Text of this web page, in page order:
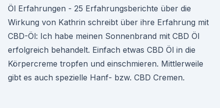
Öl Erfahrungen - 25 Erfahrungsberichte über die
Wirkung von Kathrin schreibt über ihre Erfahrung mit
CBD-Öl: Ich habe meinen Sonnenbrand mit CBD Öl
erfolgreich behandelt. Einfach etwas CBD Öl in die
Körpercreme tropfen und einschmieren. Mittlerweile
gibt es auch spezielle Hanf- bzw. CBD Cremen.